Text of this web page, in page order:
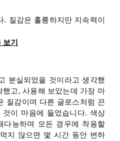
. 질감은 훌륭하지만 지속력이
보기
분실되었을 것이라고 생각했
고, 사용해 보았는데 가장 마
질감이며 다른 글로스처럼 끈
이 마음에 들었습니다. 색상
다능하며 모든 경우에 착용할
지 않으면 몇 시간 동안 변하